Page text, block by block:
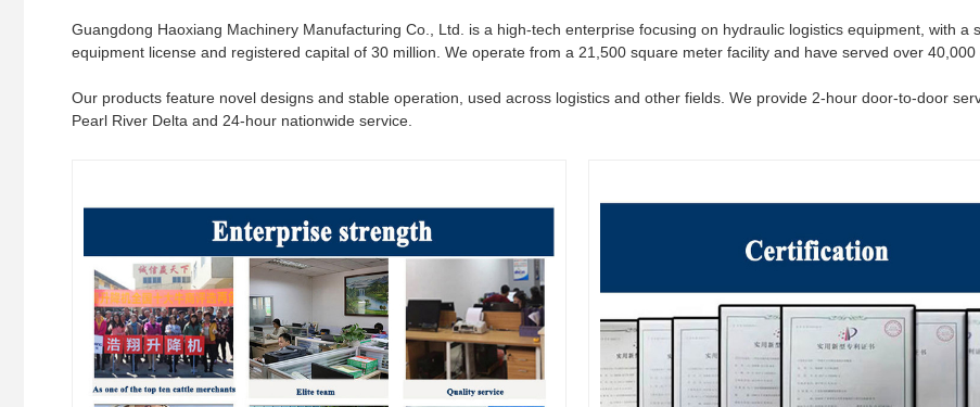
Guangdong Haoxiang Machinery Manufacturing Co., Ltd. is a high-tech enterprise focusing on hydraulic logistics equipment, with a
equipment license and registered capital of 30 million. We operate from a 21,500 square meter facility and have served over 40,000
Our products feature novel designs and stable operation, used across logistics and other fields. We provide 2-hour door-to-door
Pearl River Delta and 24-hour nationwide service.